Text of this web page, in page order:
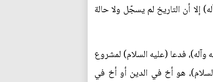
أن التاريخ لم يسجّل ولا حالة
وآله)، فدعا (عليه السلام) لمشروع
هو أخ في الدين أو أخ في